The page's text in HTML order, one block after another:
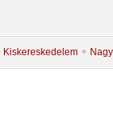
Kiskereskedelem